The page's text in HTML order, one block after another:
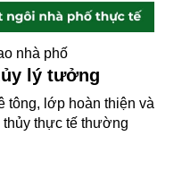
nhà phố
lý tưởng
tông, lớp hoàn thiện và
thủy thực tế thường